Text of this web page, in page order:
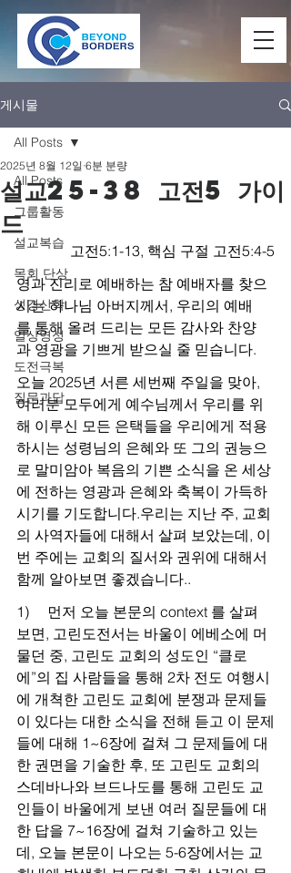
게시물
All Posts
그룹활동
설교복습
목회 단상
성경신학
일상영성
도전극복
질문과답
All Posts
설교25-38 고전5 가이
드
2025년 8월 12일 6분 분량
고전5:1-13, 핵심 구절 고전5:4-5
영과 진리로 예배하는 참 예배자를 찾으
시는 하나님 아버지께서, 우리의 예배
를 통해 올려 드리는 모든 감사와 찬양
과 영광을 기쁘게 받으실 줄 믿습니다.
오늘 2025년 서른 세번째 주일을 맞아,
여러분 모두에게 예수님께서 우리를 위
해 이루신 모든 은택들을 우리에게 적용
하시는 성령님의 은혜와 또 그의 권능으
로 말미암아 복음의 기쁜 소식을 온 세상
에 전하는 영광과 은혜와 축복이 가득하
시기를 기도합니다.우리는 지난 주, 교회
의 사역자들에 대해서 살펴 보았는데, 이
번 주에는 교회의 질서와 권위에 대해서
함께 알아보면 좋겠습니다..
1)     먼저 오늘 본문의 context 를 살펴
보면, 고린도전서는 바울이 에베소에 머
물던 중, 고린도 교회의 성도인 “클로
에”의 집 사람들을 통해 2차 전도 여행시
에 개쳑한 고린도 교회에 분쟁과 문제들
이 있다는 대한 소식을 전해 듣고 이 문제
들에 대해 1~6장에 걸쳐 그 문제들에 대
한 권면을 기술한 후, 또 고린도 교회의
스데바나와 브드나도를 통해 고린도 교
인들이 바울에게 보낸 여러 질문들에 대
한 답을 7~16장에 걸쳐 기술하고 있는
데, 오늘 본문이 나오는 5-6장에서는 교